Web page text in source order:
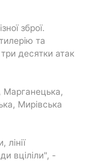
зброї.
та
десятки атак
Марганецька,
Мирівська
вціліли", -